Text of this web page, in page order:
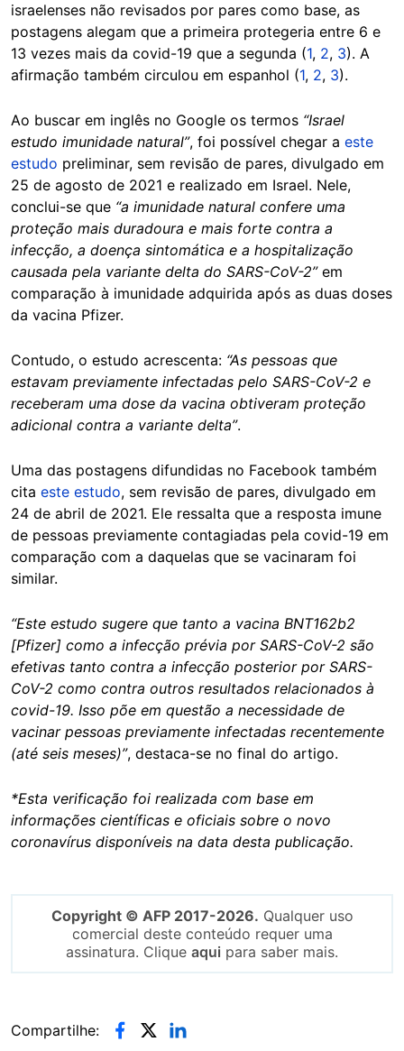
israelenses não revisados por pares como base, as
postagens alegam que a primeira protegeria entre 6 e
13 vezes mais da covid-19 que a segunda (1, 2, 3). A
afirmação também circulou em espanhol (1, 2, 3).
Ao buscar em inglês no Google os termos “Israel
estudo imunidade natural”, foi possível chegar a este
estudo preliminar, sem revisão de pares, divulgado em
25 de agosto de 2021 e realizado em Israel. Nele,
conclui-se que “a imunidade natural confere uma
proteção mais duradoura e mais forte contra a
infecção, a doença sintomática e a hospitalização
causada pela variante delta do SARS-CoV-2”em
comparação à imunidade adquirida após as duas doses
da vacina Pfizer.
Contudo, o estudo acrescenta: “As pessoas que
estavam previamente infectadas pelo SARS-CoV-2 e
receberam uma dose da vacina obtiveram proteção
adicional contra a variante delta”.
Uma das postagens difundidas no Facebook também
cita este estudo, sem revisão de pares, divulgado em
24 de abril de 2021. Ele ressalta que a resposta imune
de pessoas previamente contagiadas pela covid-19 em
comparação com a daquelas que se vacinaram foi
similar.
“Este estudo sugere que tanto a vacina BNT162b2
[Pfizer] como a infecção prévia por SARS-CoV-2 são
efetivas tanto contra a infecção posterior por SARS-
CoV-2 como contra outros resultados relacionados à
covid-19. Isso põe em questão a necessidade de
vacinar pessoas previamente infectadas recentemente
(até seis meses)”, destaca-se no final do artigo.
*Esta verificação foi realizada com base em
informações científicas e oficiais sobre o novo
coronavírus disponíveis na data desta publicação.
Copyright © AFP 2017-2026. Qualquer uso
comercial deste conteúdo requer uma
assinatura. Clique aqui para saber mais.
Compartilhe: